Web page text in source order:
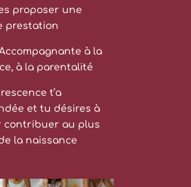
proposer une
prestation
à la
à la parentalité
t’a
et tu désires à
contribuer au plus
la naissance